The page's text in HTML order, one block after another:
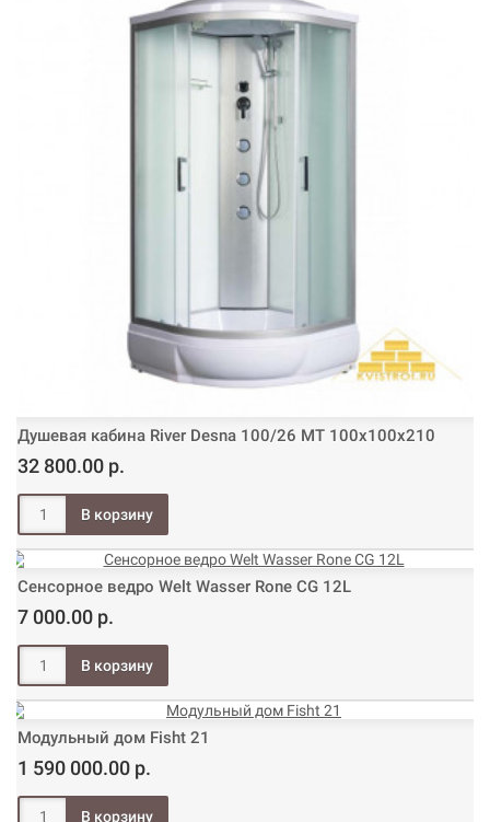
Душевая кабина River Desna 100/26 МТ 100х100х210
32 800.00 р.
Сенсорное ведро Welt Wasser Rone CG 12L
7 000.00 р.
Модульный дом Fisht 21
1 590 000.00 р.